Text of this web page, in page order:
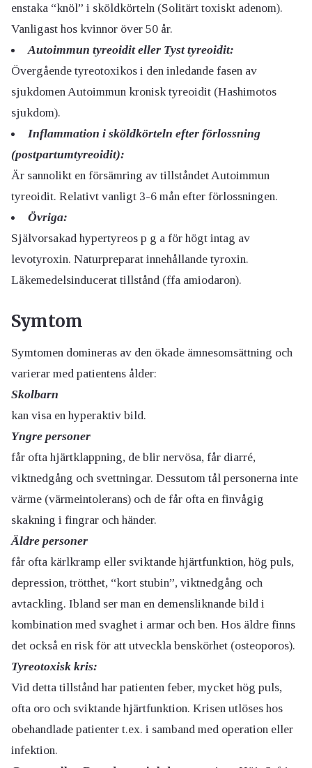
enstaka “knöl” i sköldkörteln (Solitärt toxiskt adenom).
Vanligast hos kvinnor över 50 år.
Autoimmun tyreoidit eller Tyst tyreoidit:
Övergående tyreotoxikos i den inledande fasen av
sjukdomen Autoimmun kronisk tyreoidit (Hashimotos
sjukdom).
Inflammation i sköldkörteln efter förlossning
(postpartumtyreoidit):
Är sannolikt en försämring av tillståndet Autoimmun
tyreoidit. Relativt vanligt 3-6 mån efter förlossningen.
Övriga:
Självorsakad hypertyreos p g a för högt intag av
levotyroxin. Naturpreparat innehållande tyroxin.
Läkemedelsinducerat tillstånd (ffa amiodaron).
Symtom
Symtomen domineras av den ökade ämnesomsättning och
varierar med patientens ålder:
Skolbarn
kan visa en hyperaktiv bild.
Yngre personer
får ofta hjärtklappning, de blir nervösa, får diarré,
viktnedgång och svettningar. Dessutom tål personerna inte
värme (värmeintolerans) och de får ofta en finvågig
skakning i fingrar och händer.
Äldre personer
får ofta kärlkramp eller sviktande hjärtfunktion, hög puls,
depression, trötthet, “kort stubin”, viktnedgång och
avtackling. Ibland ser man en demensliknande bild i
kombination med svaghet i armar och ben. Hos äldre finns
det också en risk för att utveckla benskörhet (osteoporos).
Tyreotoxisk kris:
Vid detta tillstånd har patienten feber, mycket hög puls,
ofta oro och sviktande hjärtfunktion. Krisen utlöses hos
obehandlade patienter t.ex. i samband med operation eller
infektion.